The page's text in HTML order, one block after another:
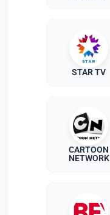
STAR TV
CARTOON
NETWORK